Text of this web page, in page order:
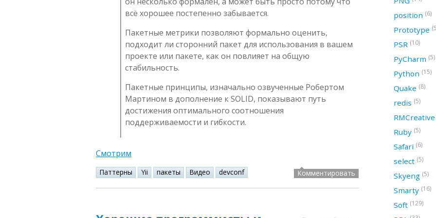
всё хорошее постепенно забывается.
Пакетные метрики позволяют формально оценить,
подходит ли сторонний пакет для использования в вашем
проекте или пакете, как он повлияет на общую
стабильность.
Пакетные принципы, изначально озвученные Робертом
Мартином в дополнение к SOLID, показывают путь
достижения оптимального соотношения
поддерживаемости и гибкости.
Смотрим
Паттерны Yii пакеты Видео devconf Комментировать
position (6)
Prototype
PSR (10)
PyCharm (5)
Python (15)
Quake (8)
redis (5)
RMCreative
Ruby (5)
Safari (6)
select (5)
Skyeng (5)
Smarty (16)
Soft (129)